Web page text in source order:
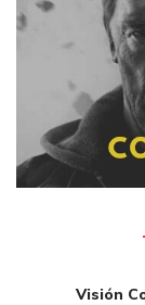
Visión